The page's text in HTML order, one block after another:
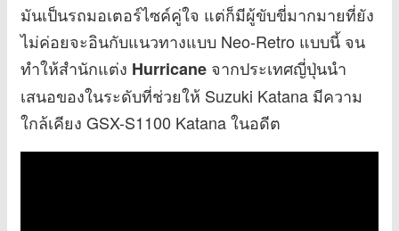
มันเป็นรถมอเตอร์ไซค์คู่ใจ แต่ก็มีผู้ขับขี่มากมายที่ยัง
ไม่ค่อยจะอินกับแนวทางแบบ Neo-Retro แบบนี้ จน
ทำให้สำนักแต่ง Hurricane จากประเทศญี่ปุ่นนำ
เสนอของในระดับที่ช่วยให้ Suzuki Katana มีความ
ใกล้เคียง GSX-S1100 Katana ในอดีต